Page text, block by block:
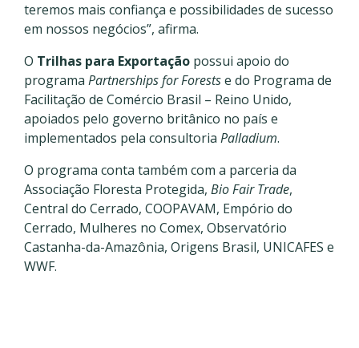
teremos mais confiança e possibilidades de sucesso
em nossos negócios”, afirma.
O Trilhas para Exportação possui apoio do
programa Partnerships for Forestse do Programa de
Facilitação de Comércio Brasil – Reino Unido,
apoiados pelo governo britânico no país e
implementados pela consultoria Palladium.
O programa conta também com a parceria da
Associação Floresta Protegida, Bio Fair Trade,
Central do Cerrado, COOPAVAM, Empório do
Cerrado, Mulheres no Comex, Observatório
Castanha-da-Amazônia, Origens Brasil, UNICAFES e
WWF.